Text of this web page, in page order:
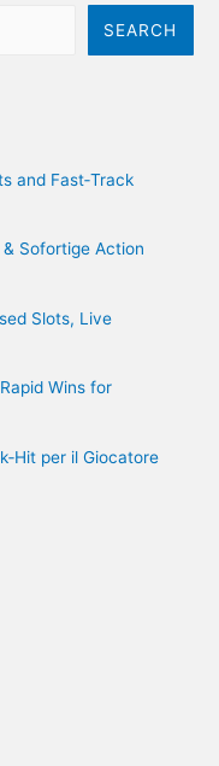
SEARCH
and Fast‑Track
Sofortige Action
Slots, Live
Wins for
per il Giocatore